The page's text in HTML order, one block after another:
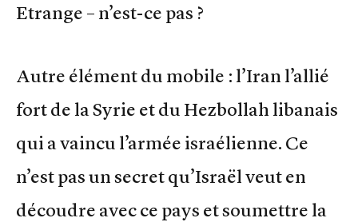
Etrange – n’est-ce pas ?
Autre élément du mobile : l’Iran l’allié
fort de la Syrie et du Hezbollah libanais
qui a vaincu l’armée israélienne. Ce
n’est pas un secret qu’Israël veut en
découdre avec ce pays et soumettre la